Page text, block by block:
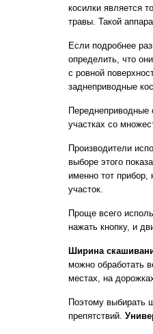
косилки является
травы. Такой
Если подробнее
определить, что
с ровной
заднеприводные
Переднеприводные
участках со
Производители
выборе этого
именно тот прибор,
участок.
Проще всего
нажать кнопку, и
Ширина
можно обработать
местах, на
Поэтому выбирать
препятствий.